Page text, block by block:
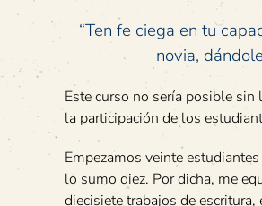
“Ten fe ciega en tu
novia,
Este curso no sería posible
la participación de los
Empezamos veinte
lo sumo diez. Por dicha, me
diecisiete trabajos de